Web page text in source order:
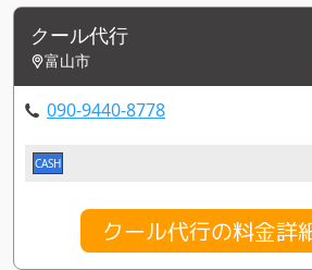
クール代行
富山市
090-9440-8778
CASH
クール代行の料金詳